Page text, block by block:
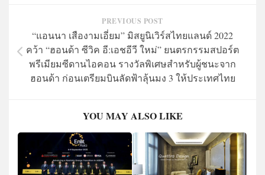
PREVIOUS POST
“แอนนา เสืองามเอี่ยม” มิสยูนิเวิร์สไทยแลนด์ 2022
คว้า “ฮอนด้า ซีวิค อี:เอชอีวี ใหม่” ยนตรกรรมสปอร์ต
พรีเมียมซีดานไอคอน รางวัลพิเศษสำหรับผู้ชนะจาก
ฮอนด้า ก่อนเตรียมบินลัดฟ้าลุ้นมง 3 ให้ประเทศไทย
YOU MAY ALSO LIKE